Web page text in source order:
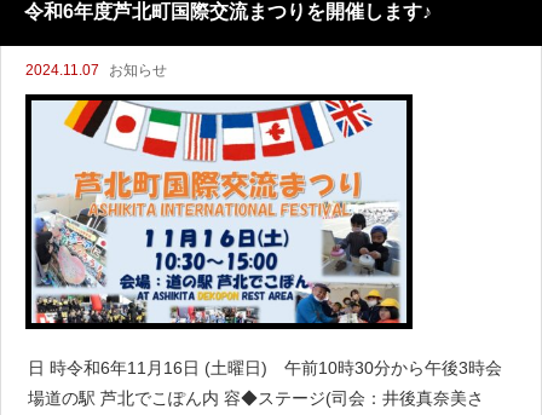
令和6年度芦北町国際交流まつりを開催します♪
2024.11.07 お知らせ
日 時令和6年11月16日 (土曜日) 午前10時30分から午後3時会
場道の駅 芦北でこぽん内 容◆ステージ(司会：井後真奈美さ